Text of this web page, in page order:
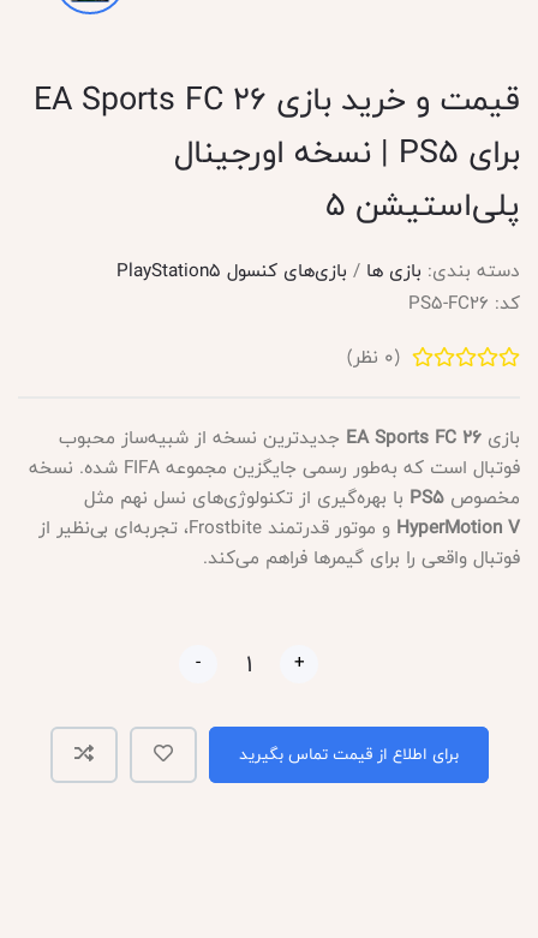
قیمت و خرید بازی EA Sports FC 26
برای PS5 | نسخه اورجینال
پلی‌استیشن 5
دسته بندی: بازی ها / بازی‌های کنسول PlayStation5
کد: PS5-FC26
(
0 نظر)
بازی EA Sports FC 26 جدیدترین نسخه از شبیه‌ساز محبوب
فوتبال است که به‌طور رسمی جایگزین مجموعه FIFA شده. نسخه
مخصوص PS5 با بهره‌گیری از تکنولوژی‌های نسل نهم مثل
HyperMotion V
و موتور قدرتمند Frostbite، تجربه‌ای بی‌نظیر از
فوتبال واقعی را برای گیمرها فراهم می‌کند.
- +
برای اطلاع از قیمت تماس بگیرید